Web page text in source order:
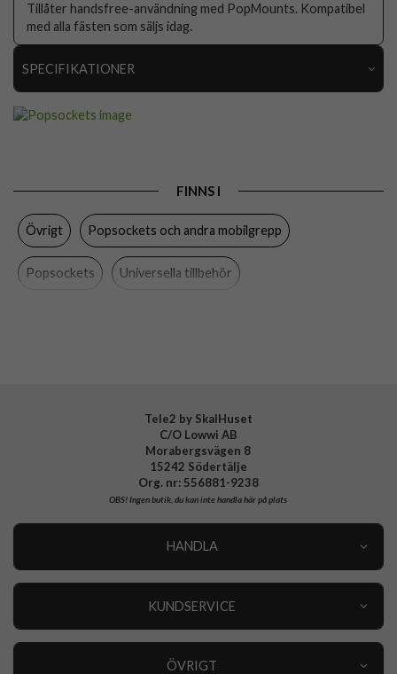
Tillåter handsfree-användning med PopMounts. Kompatibel
med alla fästen som säljs idag.
SPECIFIKATIONER
Material
Varumärke
FINNS I
Övrigt Popsockets och andra mobilgrepp
Popsockets Universella tillbehör
Tele2 by SkalHuset
C/O Lowwi AB
Morabergsvägen 8
15242 Södertälje
Org. nr: 556881-9238
OBS!Ingen butik, du kan inte handla här på plats
HANDLA
KUNDSERVICE
ÖVRIGT